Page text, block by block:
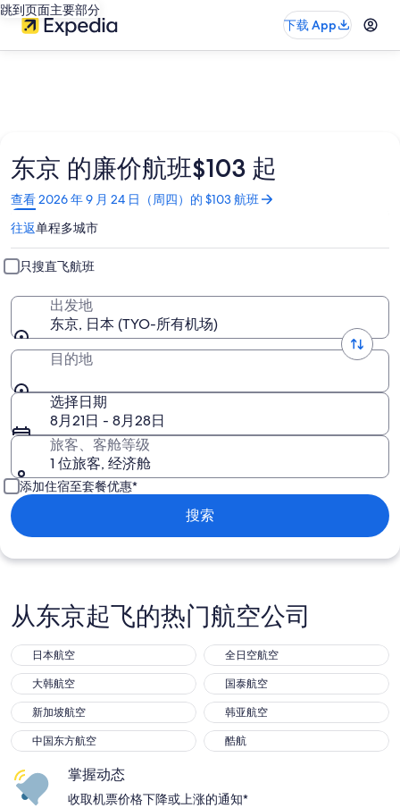
跳到页面主要部分
下载 App
东京 的廉价航班$103 起
查看 2026 年 9 月 24 日（周四）的 $103 航班
在
新
窗
口
中
打
开
往返单程多城市
只搜直飞航班
出发地
东京, 日本 (TYO-所有机场)
目的地
选择日期
8月21日 - 8月28日
旅客、客舱等级
1 位旅客, 经济舱
添加住宿至套餐优惠*
搜索
从东京起飞的热门航空公司
日本航空
全日空航空
大韩航空
国泰航空
新加坡航空
韩亚航空
中国东方航空
酷航
掌握动态
收取机票价格下降或上涨的通知*